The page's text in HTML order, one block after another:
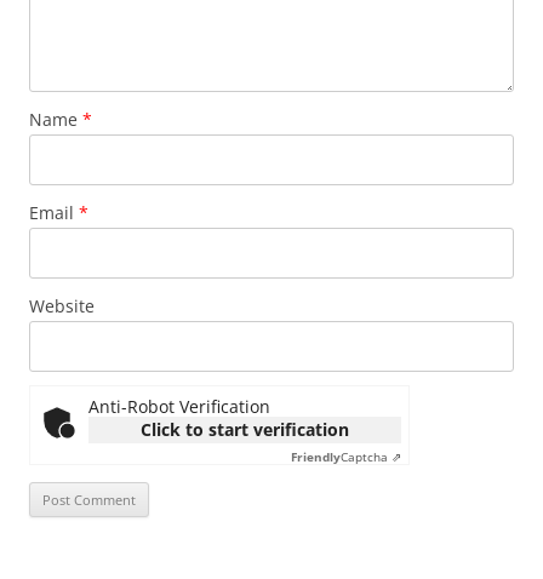
Name *
Email *
Website
Anti-Robot Verification
Click to start verification
FriendlyCaptcha ⇗